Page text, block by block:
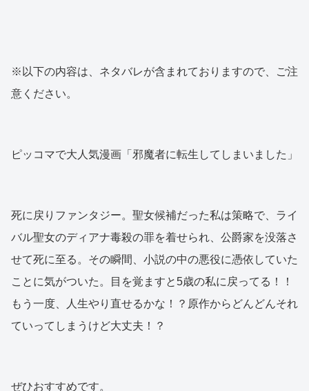
※以下の内容は、ネタバレが含まれておりますので、ご注
意ください。
ピッコマで大人気漫画「邪魔者に転生してしまいました」
死に戻りファンタジー。聖女候補だった私は策略で、ライ
バル聖女のディアナ毒殺の罪を着せられ、公爵家を没落さ
せて死に至る。その瞬間、小説の中の悪役に憑依していた
ことに気がついた。目を覚ますと5歳の私に戻ってる！！
もう一度、人生やり直せるかな！？原作からどんどんそれ
ていってしまうけど大丈夫！？
ぜひおすすめです。